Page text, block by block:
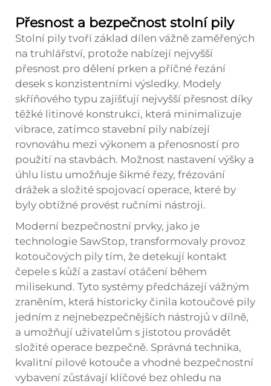
Přesnost a bezpečnost stolní pily
Stolní pily tvoří základ dílen vážně zaměřených
na truhlářství, protože nabízejí nejvyšší
přesnost pro dělení prken a příčné řezání
desek s konzistentními výsledky. Modely
skříňového typu zajišťují nejvyšší přesnost díky
těžké litinové konstrukci, která minimalizuje
vibrace, zatímco stavební pily nabízejí
rovnováhu mezi výkonem a přenosností pro
použití na stavbách. Možnost nastavení výšky a
úhlu listu umožňuje šikmé řezy, frézování
drážek a složité spojovací operace, které by
byly obtížné provést ručními nástroji.
Moderní bezpečnostní prvky, jako je
technologie SawStop, transformovaly provoz
kotoučových pily tím, že detekují kontakt
čepele s kůží a zastaví otáčení během
milisekund. Tyto systémy předcházejí vážným
zraněním, která historicky činila kotoučové pily
jedním z nejnebezpečnějších nástrojů v dílně,
a umožňují uživatelům s jistotou provádět
složité operace bezpečně. Správná technika,
kvalitní pilové kotouče a vhodné bezpečnostní
vybavení zůstávají klíčové bez ohledu na